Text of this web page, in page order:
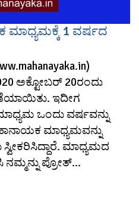
1 ವರ್ಷದ
ಅಕ್ಟೋಬರ್ 20ರಂದು
ಇದೀಗ
ಒಂದು ವರ್ಷವನ್ನು
ಮಾಧ್ಯಮವನ್ನು
ಮಾಧ್ಯಮದ
ಪ್ರೋತ್...